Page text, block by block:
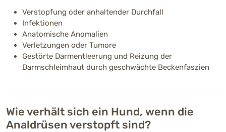
Verstopfung oder anhaltender Durchfall
Infektionen
Anatomische Anomalien
Verletzungen oder Tumore
Gestörte Darmentleerung und Reizung der
Darmschleimhaut durch geschwächte Beckenfaszien
Wie verhält sich ein Hund, wenn die
Analdrüsen verstopft sind?